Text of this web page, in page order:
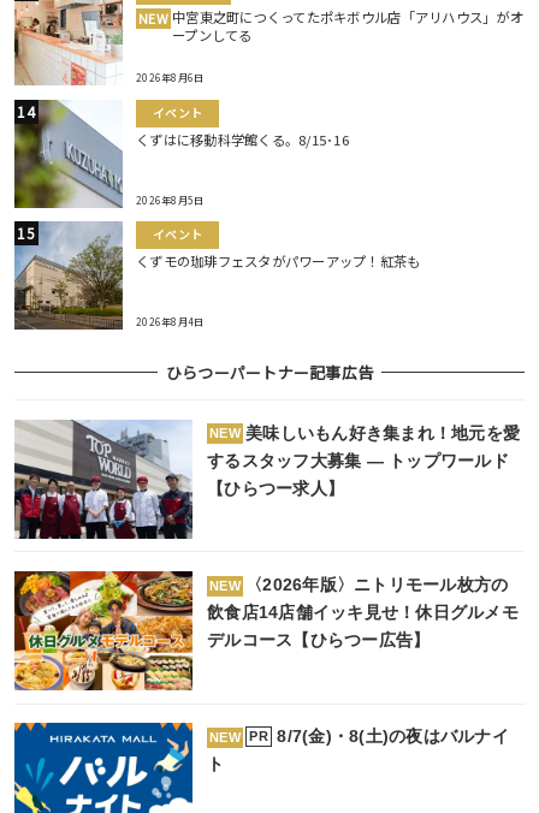
NEW 中宮東之町につくってたポキボウル店「アリハウス」がオ
ープンしてる
2026年8月6日
イベント
くずはに移動科学館くる。8/15･16
2026年8月5日
イベント
くずモの珈琲フェスタがパワーアップ！紅茶も
2026年8月4日
ひらつーパートナー記事広告
NEW 美味しいもん好き集まれ！地元を愛
するスタッフ大募集 ― トップワールド
【ひらつー求人】
NEW
〈2026年版〉ニトリモール枚方の
飲食店14店舗イッキ見せ！休日グルメモ
デルコース【ひらつー広告】
NEW PR
8/7(金)・8(土)の夜はバルナイ
ト